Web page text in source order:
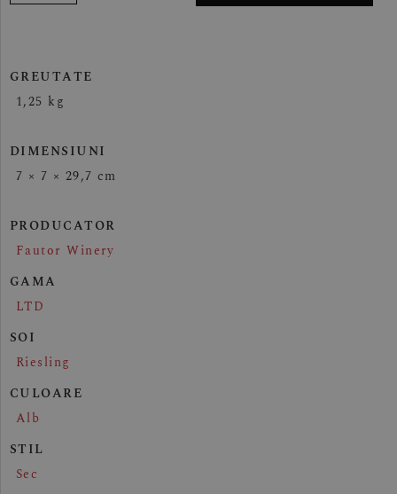
GREUTATE
1,25 kg
DIMENSIUNI
7 × 7 × 29,7 cm
PRODUCATOR
Fautor Winery
GAMA
LTD
SOI
Riesling
CULOARE
Alb
STIL
Sec